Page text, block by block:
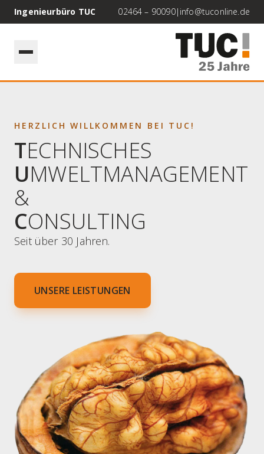
Ingenieurbüro TUC 02464 – 90090| info@tuconline.de
HERZLICH WILLKOMMEN BEI TUC!
TECHNISCHES
UMWELTMANAGEMENT
&
CONSULTING
Seit über 30 Jahren.
UNSERE LEISTUNGEN